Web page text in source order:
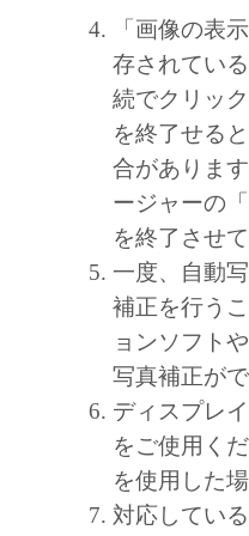
一部を、直
「画像の表
存されてい
続でクリッ
を終了せる
合がありま
ージャーの
を終了させ
一度、自動
補正を行う
ョンソフト
写真補正が
ディスプレ
をご使用く
を使用した
対応してい